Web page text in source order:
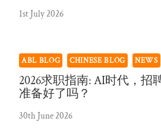
1st July 2026
ABL BLOG CHINESE BLOG NEWS
2026求职指南: AI时代，招
准备好了吗？
30th June 2026